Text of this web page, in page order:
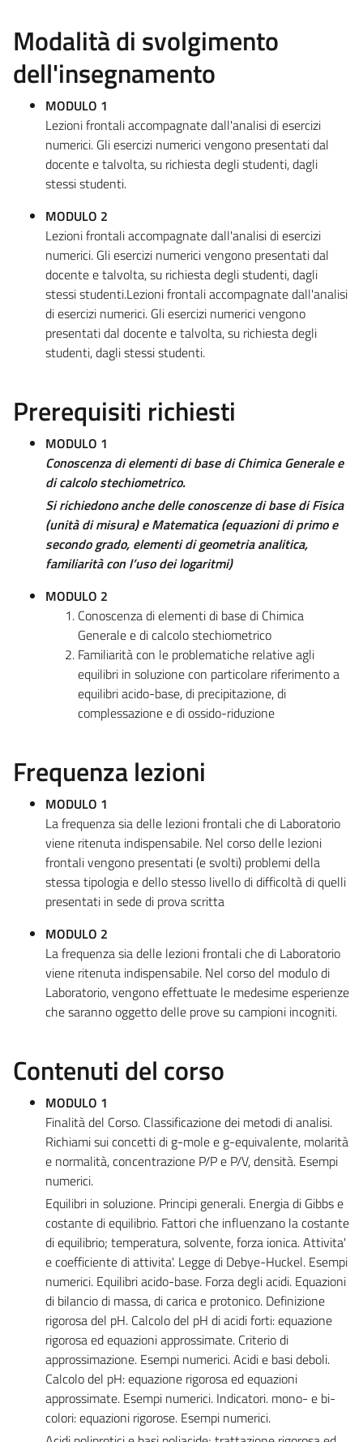
Modalità di svolgimento
dell'insegnamento
MODULO 1
Lezioni frontali accompagnate dall'analisi di esercizi
numerici. Gli esercizi numerici vengono presentati dal
docente e talvolta, su richiesta degli studenti, dagli
stessi studenti.
MODULO 2
Lezioni frontali accompagnate dall'analisi di esercizi
numerici. Gli esercizi numerici vengono presentati dal
docente e talvolta, su richiesta degli studenti, dagli
stessi studenti.Lezioni frontali accompagnate dall'analisi
di esercizi numerici. Gli esercizi numerici vengono
presentati dal docente e talvolta, su richiesta degli
studenti, dagli stessi studenti.
Prerequisiti richiesti
MODULO 1
Conoscenza di elementi di base di Chimica Generale e
di calcolo stechiometrico.
Si richiedono anche delle conoscenze di base di Fisica
(unità di misura) e Matematica (equazioni di primo e
secondo grado, elementi di geometria analitica,
familiarità con l’uso dei logaritmi)
MODULO 2
Conoscenza di elementi di base di Chimica
Generale e di calcolo stechiometrico
Familiarità con le problematiche relative agli
equilibri in soluzione con particolare riferimento a
equilibri acido-base, di precipitazione, di
complessazione e di ossido-riduzione
Frequenza lezioni
MODULO 1
La frequenza sia delle lezioni frontali che di Laboratorio
viene ritenuta indispensabile. Nel corso delle lezioni
frontali vengono presentati (e svolti) problemi della
stessa tipologia e dello stesso livello di difficoltà di quelli
presentati in sede di prova scritta
MODULO 2
La frequenza sia delle lezioni frontali che di Laboratorio
viene ritenuta indispensabile. Nel corso del modulo di
Laboratorio, vengono effettuate le medesime esperienze
che saranno oggetto delle prove su campioni incogniti.
Contenuti del corso
MODULO 1
Finalità del Corso. Classificazione dei metodi di analisi.
Richiami sui concetti di g-mole e g-equivalente, molarità
e normalità, concentrazione P/P e P/V, densità. Esempi
numerici.
Equilibri in soluzione. Principi generali. Energia di Gibbs e
costante di equilibrio. Fattori che influenzano la costante
di equilibrio; temperatura, solvente, forza ionica. Attivita'
e coefficiente di attivita'. Legge di Debye-Huckel. Esempi
numerici. Equilibri acido-base. Forza degli acidi. Equazioni
di bilancio di massa, di carica e protonico. Definizione
rigorosa del pH. Calcolo del pH di acidi forti: equazione
rigorosa ed equazioni approssimate. Criterio di
approssimazione. Esempi numerici. Acidi e basi deboli.
Calcolo del pH: equazione rigorosa ed equazioni
approssimate. Esempi numerici. Indicatori. mono- e bi-
colori: equazioni rigorose. Esempi numerici.